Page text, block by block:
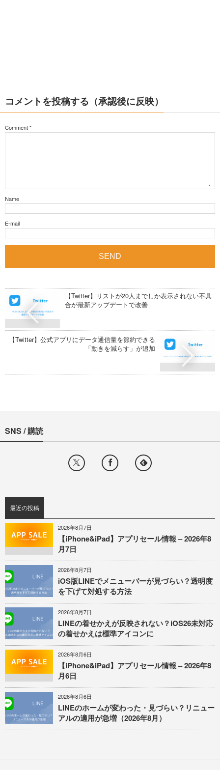
コメントを投稿する（承認後に反映）
Comment*
Name
E-mail
【Twitter】リストが20人までしか表示されない不具
合が最新アップデートで改善
【Twitter】公式アプリにデータ通信量を節約できる
「動きを減らす」が追加
SNS / 購読
最近の投稿
2026年8月7日
【iPhone&iPad】アプリセール情報 – 2026年8
月7日
2026年8月7日
iOS版LINEでメニューバーが見づらい？透明度
を下げて対処する方法
2026年8月7日
LINEの着せかえが反映されない？iOS26未対応
の着せかえは標準アイコンに
2026年8月6日
【iPhone&iPad】アプリセール情報 – 2026年8
月6日
2026年8月6日
LINEのホームが変わった・見づらい？リニュー
アルの適用が急増（2026年8月）